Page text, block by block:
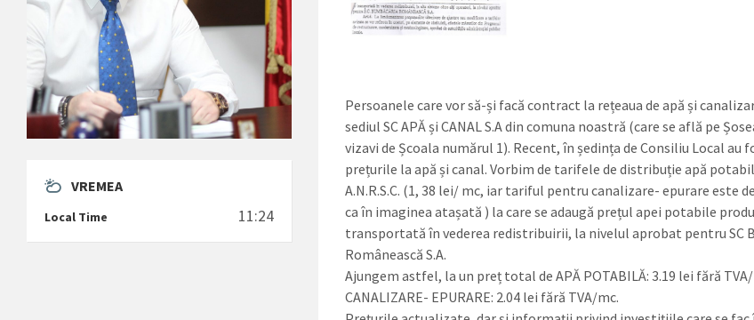
Persoanele care vor să-și facă contract la rețeaua de apă și
sediul SC APĂ și CANAL S.A din comuna noastră (care se află pe
vizavi de Școala numărul 1). Recent, în ședința de Consiliu Local au
prețurile la apă și canal. Vorbim de tarifele de distribuție apă
A.N.R.S.C. (1, 38 lei/ mc, iar tariful pentru canalizare- epurare este
ca în imaginea atașată ) la care se adaugă prețul apei potabile
transportată în vederea redistribuirii, la nivelul aprobat pentru SC
Românească S.A.
Ajungem astfel, la un preț total de APĂ POTABILĂ: 3.19 lei fără
CANALIZARE- EPURARE: 2.04 lei fără TVA/mc.
VREMEA
Local Time 11:24